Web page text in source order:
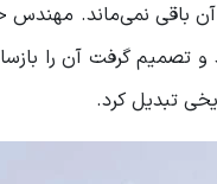
باقی نمی‌ماند.
تبدیل کرد.